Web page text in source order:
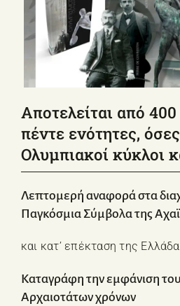
ΣΧΕΤΙΚΑ ΜΕ ΕΜΑΣ
E-Shop
Αποτελείται από
πέντε ενότητες,
Ολυμπιακοί κύκλοι
Λεπτομερή αναφορά στα
Παγκόσμια Σύμβολα της
και κατ’ επέκταση της
Καταγράφη την εμφάνιση
Αρχαιοτάτων χρόνων